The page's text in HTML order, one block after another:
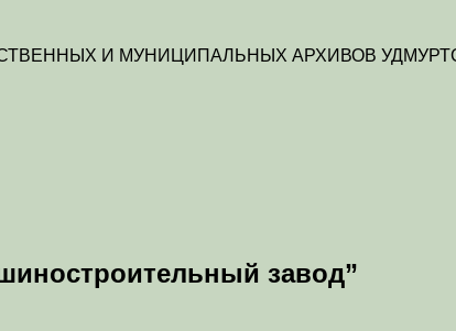
И МУНИЦИПАЛЬНЫХ АРХИВОВ
завод”